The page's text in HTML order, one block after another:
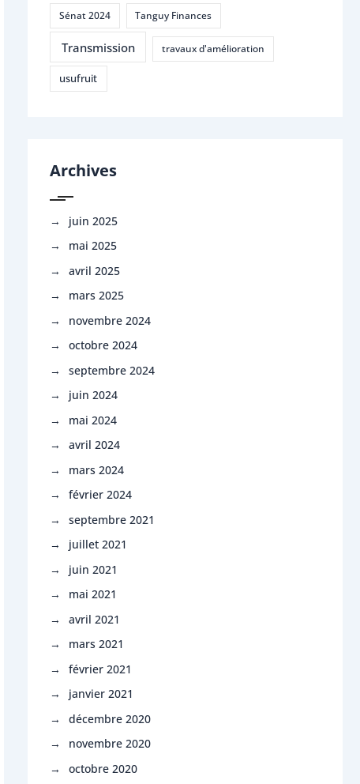
Sénat 2024 Tanguy Finances
Transmission travaux d'amélioration
usufruit
Archives
juin 2025
mai 2025
avril 2025
mars 2025
novembre 2024
octobre 2024
septembre 2024
juin 2024
mai 2024
avril 2024
mars 2024
février 2024
septembre 2021
juillet 2021
juin 2021
mai 2021
avril 2021
mars 2021
février 2021
janvier 2021
décembre 2020
novembre 2020
octobre 2020